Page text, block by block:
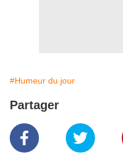
#Humeur du jour
Partager